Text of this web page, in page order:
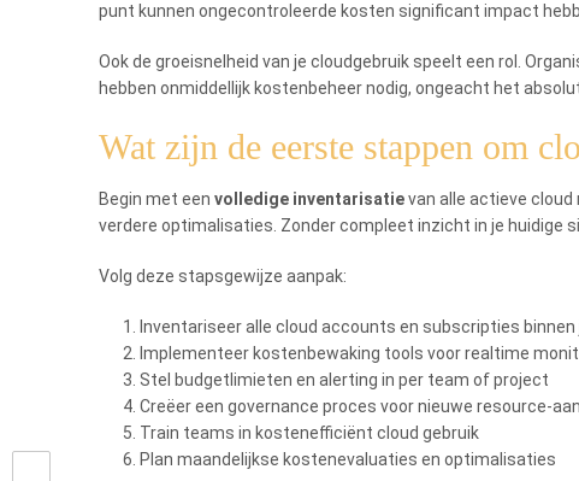
punt kunnen ongecontroleerde kosten significant impact
Ook de groeisnelheid van je cloudgebruik speelt een rol.
hebben onmiddellijk kostenbeheer nodig, ongeacht het
Wat zijn de eerste stappen om
Begin met een volledige inventarisatievan alle actieve
verdere optimalisaties. Zonder compleet inzicht in je huidige
Volg deze stapsgewijze aanpak:
Inventariseer alle cloud accounts en subscripties
Implementeer kostenbewaking tools voor realtime
Stel budgetlimieten en alerting in per team of project
Creëer een governance proces voor nieuwe resource-
Train teams in kostenefficiënt cloud gebruik
Plan maandelijkse kostenevaluaties en optimalisaties